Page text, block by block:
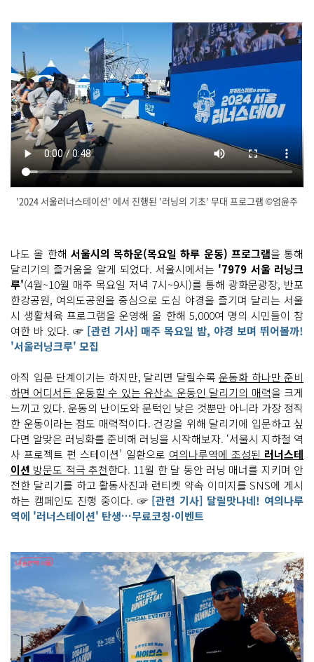
'2024 서울러너스테이션' 에서 진행된 '러닝의 기초' 무대 프로그램 ©엄윤주
나도 올 한해 서울시의 목하운(목요일 하루 운동) 프로그램을 통해
달리기의 즐거움을 알게 되었다. 서울시에서는 '7979 서울 러닝크
루'(4월~10월 매주 목요일 저녁 7시~9시)를 통해 광화문광장, 반포
한강공원, 여의도공원을 중심으로 도심 야경을 즐기며 달리는 서울
시 생활체육 프로그램을 운영해 올 한해 5,000여 명의 시민들이 참
여한 바 있다. ☞[관련 기사] 매주 목요일 밤, 야경 보며 뛰어볼까!
'서울러닝크루' 모집
아직 입문 단계이기는 하지만, 달리면 달릴수록 운동화 하나만 준비
하면 어디서든 운동할 수 있는 유산소 운동인 달리기의 매력을 크게
느끼고 있다. 운동의 난이도와 문턱인 낮은 것뿐만 아니라 가장 정직
한 운동이라는 점도 매력적이다. 건강을 위해 달리기에 입문하고 싶
다면 알맞은 러닝화를 준비해 러닝을 시작해보자. ‘서울시 지하철 역
사 프로젝트 펀 스테이션’ 일환으로 여의나루역에 조성된 러너스테
이션 방문도 적극 추천한다. 11월 한 달 동안 러닝 매너를 지키며 안
전한 달리기를 하고 활동사진과 런티켓 약속 이미지를 SNS에 게시
하는 캠페인도 진행 중이다. ☞[관련 기사] 달릴맛나네! 여의나루
역에 '러너스테이션' 탄생…무료코칭·이벤트